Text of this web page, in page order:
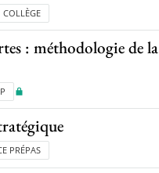
COLLÈGE
: méthodologie de la
PRÉPAS